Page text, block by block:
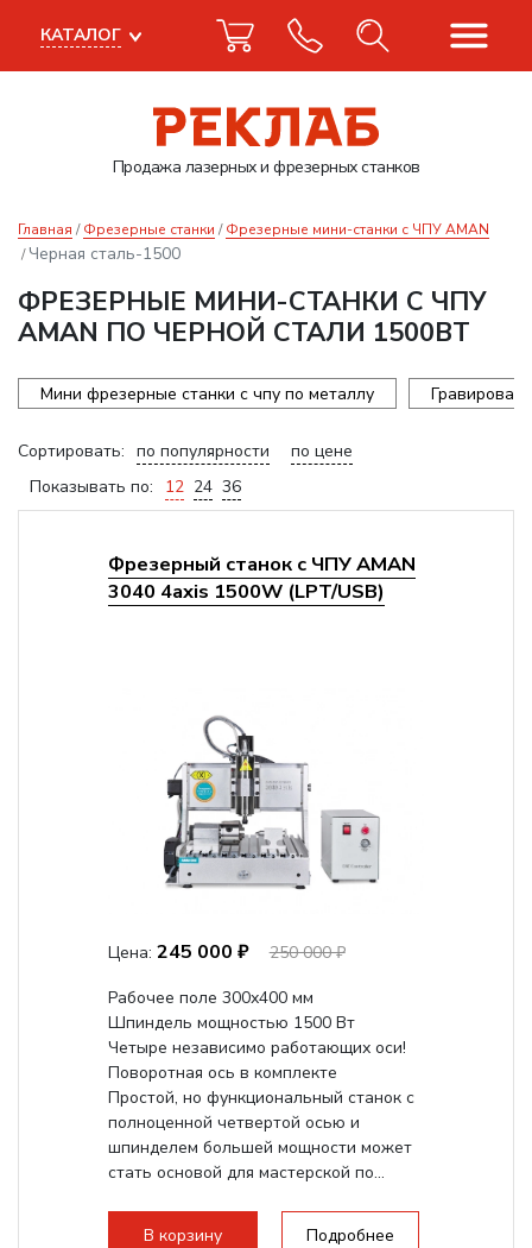
Продажа лазерныхи фрезерных станков
КАТАЛОГ
Главная Фрезерные станки Фрезерные мини-станки с ЧПУ AMAN
Черная сталь-1500
ФРЕЗЕРНЫЕ МИНИ-СТАНКИ С ЧПУ
AMAN ПО ЧЕРНОЙ СТАЛИ 1500ВТ
Мини фрезерные станки с чпу по металлу
Сортировать: по популярности
по цене
Показывать по:
12 24 36
Фрезерный станок с ЧПУ AMAN
3040 4axis 1500W (LPT/USB)
Цена: 245 000 ₽
250 000 ₽
Рабочее поле 300х400 мм
Шпиндель мощностью 1500 Вт
Четыре независимо работающих оси!
Поворотная ось в комплекте
Простой, но функциональный станок с
полноценной четвертой осью и
шпинделем большей мощности может
стать основой для мастерской по...
В корзину Подробнее